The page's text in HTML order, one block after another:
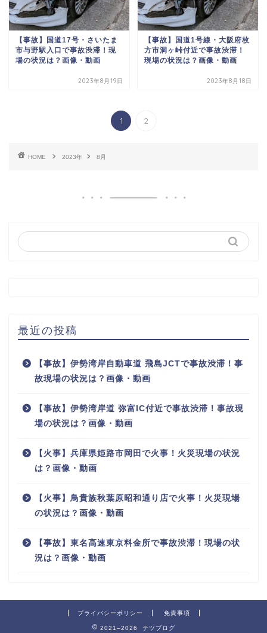
【事故】国道17号・さいたま
市与野駅入口で事故渋滞！現
場の状況は？画像・動画
2023年8月19日
【事故】国道1号線・大阪府枚
方市洞ヶ峠付近で事故渋滞！
現場の状況は？画像・動画
2023年8月18日
1 2
HOME 2023年 8月
最近の投稿
【事故】伊勢湾岸自動車道 飛島JCTで事故渋滞！事
故現場の状況は？画像・動画
【事故】伊勢湾岸道 弥富IC付近で事故渋滞！事故現
場の状況は？画像・動画
【火事】兵庫県姫路市岡田で火事！火災現場の状況
は？画像・動画
【火事】鳥貴族秋葉原昭和通り店で火事！火災現場
の状況は？画像・動画
【事故】東名高速東京料金所で事故渋滞！現場の状
況は？画像・動画
プライバシーポリシー 免責事項
2021–2026 テツブログ